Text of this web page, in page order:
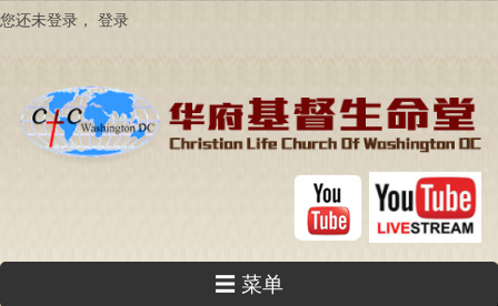
跳
您还未登录， 登录
☰ 菜单